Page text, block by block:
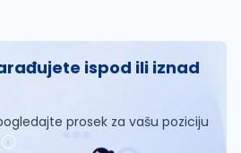
ispod ili iznad
prosek za vašu poziciju